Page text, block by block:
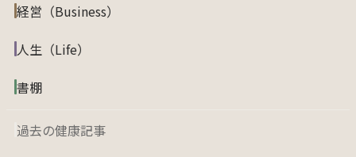
経営（Business）
人生（Life）
書棚
過去の健康記事